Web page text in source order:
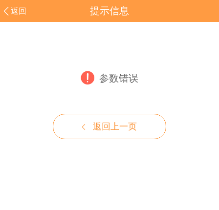
返回 提示信息
参数错误
返回上一页